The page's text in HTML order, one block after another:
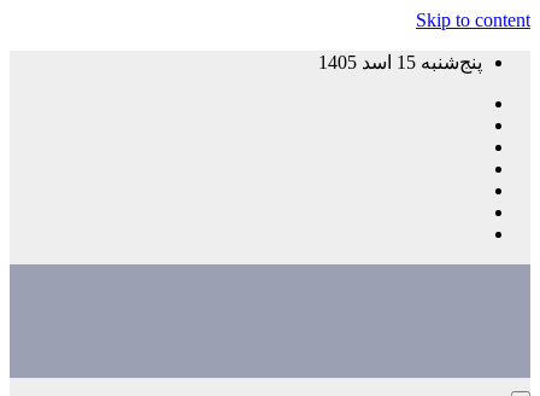
Skip to content
پنج‌شنبه 15 اسد 1405